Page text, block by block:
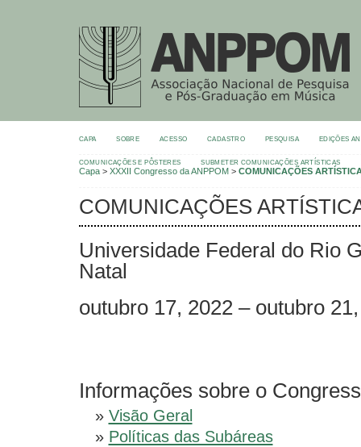
CAPA SOBRE ACESSO CADASTRO PESQUISA EDIÇÕES
COMUNICAÇÕES E PÔSTERES SUBMETER COMUNICAÇÕES ARTÍSTICAS
Capa > XXXII Congresso da ANPPOM > COMUNICAÇÕES
COMUNICAÇÕES
Universidade Federal do Rio
Natal
outubro 17, 2022 – outubro
Informações sobre o
» Visão Geral
» Políticas das Subáreas